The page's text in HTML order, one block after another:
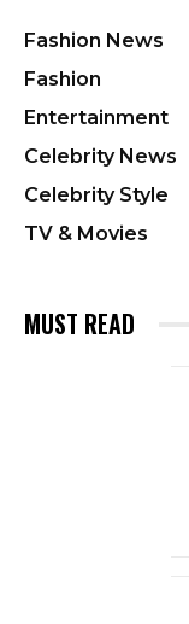
Fashion News
Fashion
Entertainment
Celebrity News
Celebrity Style
TV & Movies
MUST READ